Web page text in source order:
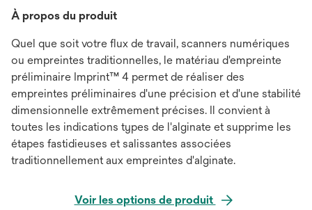
À propos du produit
Quel que soit votre flux de travail, scanners numériques
ou empreintes traditionnelles, le matériau d'empreinte
préliminaire Imprint™ 4 permet de réaliser des
empreintes préliminaires d'une précision et d'une stabilité
dimensionnelle extrêmement précises. Il convient à
toutes les indications types de l'alginate et supprime les
étapes fastidieuses et salissantes associées
traditionnellement aux empreintes d'alginate.
Voir les options de produit